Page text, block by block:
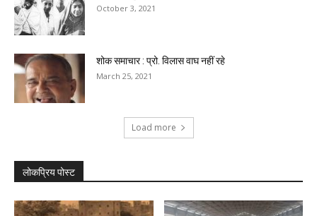
October 3, 2021
शोक समाचार : प्रो. विलास वाघ नहीं रहे
March 25, 2021
Load more
लोकप्रिय पोस्ट